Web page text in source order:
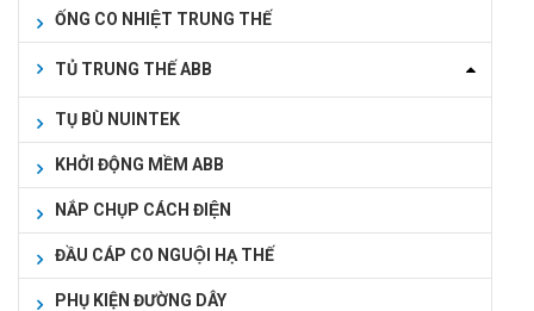
ỐNG CO NHIỆT TRUNG THẾ
TỦ TRUNG THẾ ABB
TỤ BÙ NUINTEK
KHỞI ĐỘNG MỀM ABB
NẮP CHỤP CÁCH ĐIỆN
ĐẦU CÁP CO NGUỘI HẠ THẾ
PHỤ KIỆN ĐƯỜNG DÂY